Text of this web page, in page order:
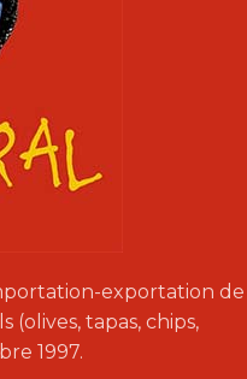
exportation de
(olives, tapas, chips,
1997.